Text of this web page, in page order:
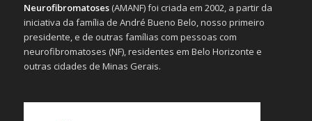
Neurofibromatoses(AMANF) foi criada em 2002, a partir da
iniciativa da família de André Bueno Belo, nosso primeiro
presidente, e de outras famílias com pessoas com
neurofibromatoses (NF), residentes em Belo Horizonte e
outras cidades de Minas Gerais.